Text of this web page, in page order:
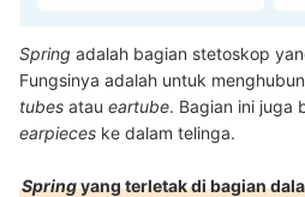
Spring adalah bagian stetoskop
Fungsinya adalah untuk
tubes atau eartube. Bagian ini juga
earpieces ke dalam telinga.
Springyang terletak di bagian